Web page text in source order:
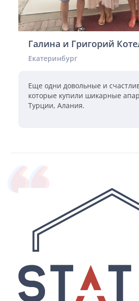
Галина и Григорий
Екатеринбург
Еще одни довольные и
которые купили шикарные
Турции, Алания.